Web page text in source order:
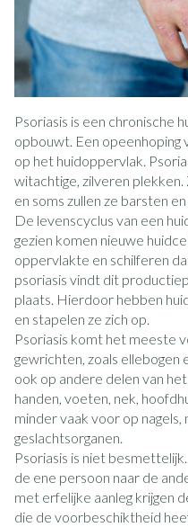
Psoriasis is een chronische
opbouwt. Een opeenhoping
op het huidoppervlak.
witachtige, zilveren
en soms zullen ze barsten
De levenscyclus van een
gezien komen nieuwe
oppervlakte en schilferen
psoriasis vindt dit
plaats. Hierdoor hebben
en stapelen ze zich op.
Psoriasis komt het meeste
gewrichten, zoals ellebogen
ook op andere delen van
handen, voeten, nek,
minder vaak voor op
geslachtsorganen.
Psoriasis is niet
de ene persoon naar de
met erfelijke aanleg krijgen
die de voorbeschiktheid